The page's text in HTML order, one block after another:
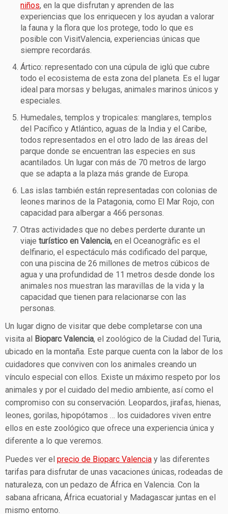
niños, en la que disfrutan y aprenden de las
experiencias que los enriquecen y los ayudan a valorar
la fauna y la flora que los protege, todo lo que es
posible con VisitValencia, experiencias únicas que
siempre recordarás.
Ártico: representado con una cúpula de iglú que cubre
todo el ecosistema de esta zona del planeta. Es el lugar
ideal para morsas y belugas, animales marinos únicos y
especiales.
Humedales, templos y tropicales: manglares, templos
del Pacífico y Atlántico, aguas de la India y el Caribe,
todos representados en el otro lado de las áreas del
parque donde se encuentran las especies en sus
acantilados. Un lugar con más de 70 metros de largo
que se adapta a la plaza más grande de Europa.
Las islas también están representadas con colonias de
leones marinos de la Patagonia, como El Mar Rojo, con
capacidad para albergar a 466 personas.
Otras actividades que no debes perderte durante un
viaje turístico en Valencia, en el Oceanogràfic es el
delfinario, el espectáculo más codificado del parque,
con una piscina de 26 millones de metros cúbicos de
agua y una profundidad de 11 metros desde donde los
animales nos muestran las maravillas de la vida y la
capacidad que tienen para relacionarse con las
personas.
Un lugar digno de visitar que debe completarse con una
visita al Bioparc Valencia, el zoológico de la Ciudad del Turia,
ubicado en la montaña. Este parque cuenta con la labor de los
cuidadores que conviven con los animales creando un
vínculo especial con ellos. Existe un máximo respeto por los
animales y por el cuidado del medio ambiente, así como el
compromiso con su conservación. Leopardos, jirafas, hienas,
leones, gorilas, hipopótamos … los cuidadores viven entre
ellos en este zoológico que ofrece una experiencia única y
diferente a lo que veremos.
Puedes ver el precio de Bioparc Valencia y las diferentes
tarifas para disfrutar de unas vacaciones únicas, rodeadas de
naturaleza, con un pedazo de África en Valencia. Con la
sabana africana, África ecuatorial y Madagascar juntas en el
mismo entorno.